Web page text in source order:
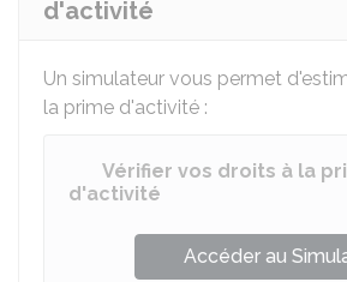
d'activité
Un simulateur vous permet
la prime d'activité :
Vérifier vos droits à la
d'activité
Accéder au